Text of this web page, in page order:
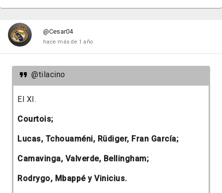
@Cesar04
hace más de 1 año
@tilacino
El XI.
Courtois;
Lucas, Tchouaméni, Rüdiger, Fran García;
Camavinga, Valverde, Bellingham;
Rodrygo, Mbappé y Vinicius.